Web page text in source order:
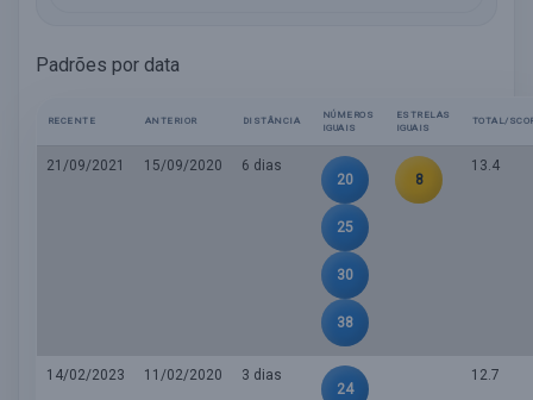
Padrões por data
RECENTE ANTERIOR DISTÂNCIA
NÚMEROS
IGUAIS
ESTRELAS
IGUAIS
TOTAL/
21/09/2021 15/09/2020
6 dias
20
25
30
38
8
13.4
14/02/2023 11/02/2020
3 dias
24
12.7